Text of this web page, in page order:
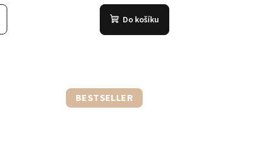
hodnocení
produktu
je
hvězdiček.
Do košíku
BESTSELLER